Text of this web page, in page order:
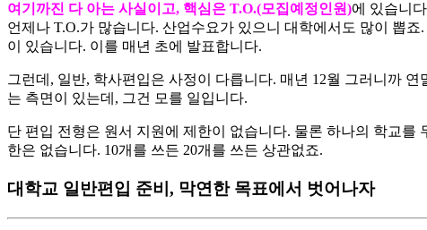
여기까진 다 아는 사실이고, 핵심은 T.O.(모집예정인원)에 있습니
언제나 T.O.가 많습니다. 산업수요가 있으니 대학에서도 많이 뽑
이 있습니다. 이를 매년 초에 발표합니다.
그런데, 일반, 학사편입은 사정이 다릅니다. 매년 12월 그러니까
는 측면이 있는데, 그건 모를 일입니다.
단 편입 전형은 원서 지원에 제한이 없습니다. 물론 하나의 학교
한은 없습니다. 10개를 쓰든 20개를 쓰든 상관없죠.
대학교 일반편입 준비, 막연한 목표에서 벗어나자